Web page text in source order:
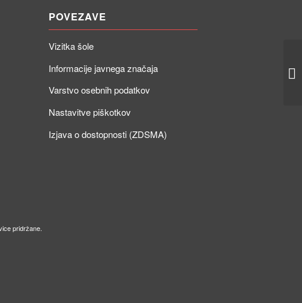
POVEZAVE
Vizitka šole
Informacije javnega značaja
Varstvo osebnih podatkov
Nastavitve piškotkov
Izjava o dostopnosti (ZDSMA)
pridržane.